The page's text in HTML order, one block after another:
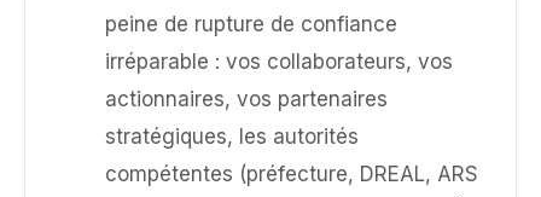
peine de rupture de confiance
irréparable : vos collaborateurs, vos
actionnaires, vos partenaires
stratégiques, les autorités
compétentes (préfecture, DREAL, ARS